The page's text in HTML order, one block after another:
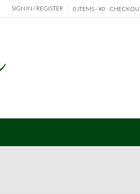
SIGN IN / REGISTER 0 ITEMS - ¥0